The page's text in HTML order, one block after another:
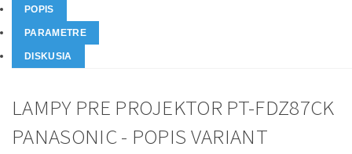
POPIS
PARAMETRE
DISKUSIA
LAMPY PRE PROJEKTOR PT-FDZ87CK
PANASONIC - POPIS VARIANT